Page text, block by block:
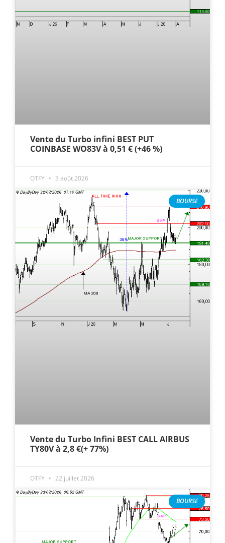
Vente du Turbo infini BEST PUT
COINBASE WO83V à 0,51 € (+46 %)
OTFY 3 août 2026
BOURSE
Vente du Turbo Infini BEST CALL AIRBUS
TY80V à 2,8 €(+ 77%)
OTFY 22 juillet 2026
BOURSE